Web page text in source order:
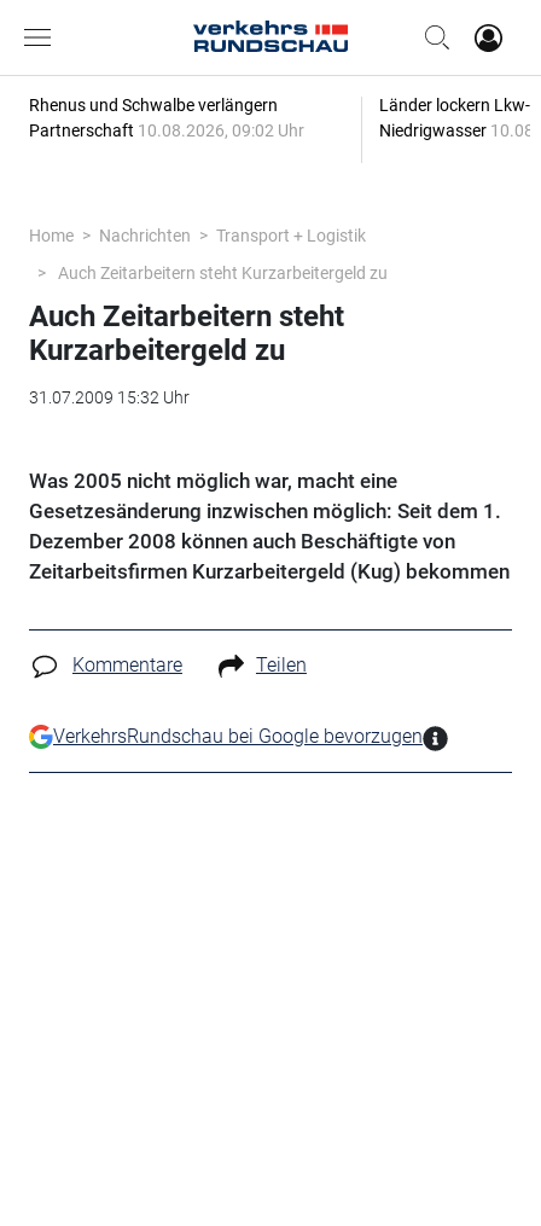
Rhenus und Schwalbe verlängern
Partnerschaft 10.08.2026, 09:02 Uhr
Länder lockern Lkw-
Niedrigwasser
Home Nachrichten
Transport + Logistik
Auch Zeitarbeitern steht Kurzarbeitergeld zu
Auch Zeitarbeitern steht
Kurzarbeitergeld zu
31.07.2009 15:32 Uhr
Was 2005 nicht möglich war, macht eine
Gesetzesänderung inzwischen möglich: Seit dem 1.
Dezember 2008 können auch Beschäftigte von
Zeitarbeitsfirmen Kurzarbeitergeld (Kug) bekommen
Kommentare Teilen
VerkehrsRundschau bei Google bevorzugen